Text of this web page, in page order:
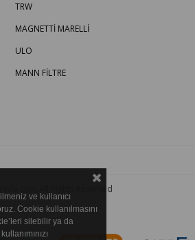
TRW
MAGNETTİ MARELLİ
ULO
MANN FİLTRE
All Rights Reserved
ve kullanıcı
Cookie kullanılmasını
silebilir ya da